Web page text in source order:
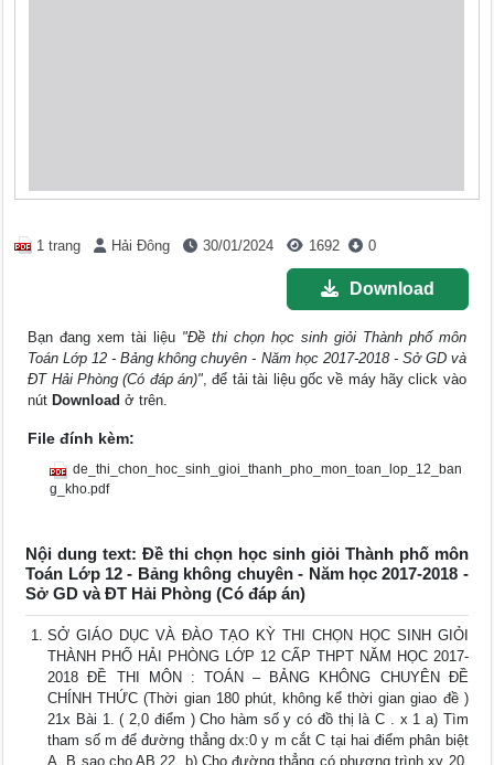
1 trang Hải Đông 30/01/2024 1692 0
Download
Bạn đang xem tài liệu "Đề thi chọn học sinh giỏi Thành phố môn
Toán Lớp 12 - Bảng không chuyên - Năm học 2017-2018 - Sở GD và
ĐT Hải Phòng (Có đáp án)", để tải tài liệu gốc về máy hãy click vào
nút Download ở trên.
File đính kèm:
de_thi_chon_hoc_sinh_gioi_thanh_pho_mon_toan_lop_12_ban
g_kho.pdf
Nội dung text: Đề thi chọn học sinh giỏi Thành phố môn
Toán Lớp 12 - Bảng không chuyên - Năm học 2017-2018 -
Sở GD và ĐT Hải Phòng (Có đáp án)
SỞ GIÁO DỤC VÀ ĐÀO TẠO KỲ THI CHỌN HỌC SINH GIỎI
THÀNH PHỐ HẢI PHÒNG LỚP 12 CẤP THPT NĂM HỌC 2017-
2018 ĐỀ THI MÔN : TOÁN – BẢNG KHÔNG CHUYÊN ĐỀ
CHÍNH THỨC (Thời gian 180 phút, không kể thời gian giao đề )
21x Bài 1. ( 2,0 điểm ) Cho hàm số y có đồ thị là C . x 1 a) Tìm
tham số m để đường thẳng dx:0 y m cắt C tại hai điểm phân biệt
A, B sao cho AB 22. b) Cho đường thẳng có phương trình xy 20.